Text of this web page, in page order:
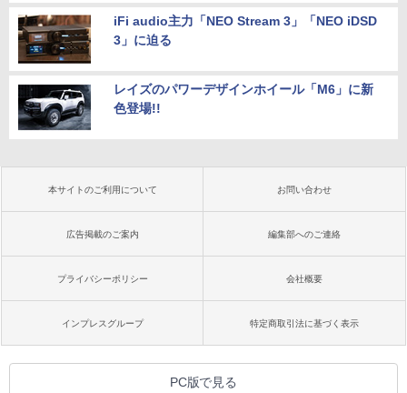
iFi audio主力「NEO Stream 3」「NEO iDSD
3」に迫る
レイズのパワーデザインホイール「M6」に新
色登場!!
本サイトのご利用について お問い合わせ
広告掲載のご案内 編集部へのご連絡
プライバシーポリシー 会社概要
インプレスグループ 特定商取引法に基づく表示
PC版で見る